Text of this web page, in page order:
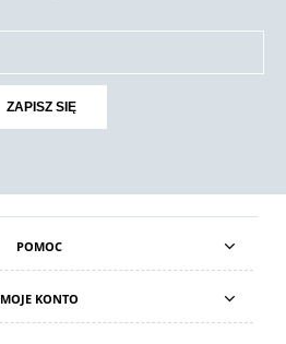
ZAPISZ SIĘ
POMOC
MOJE KONTO